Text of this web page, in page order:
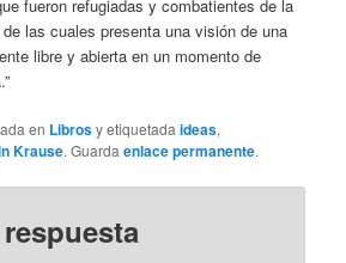
fueron refugiadas y combatientes de la
las cuales presenta una visión de una
libre y abierta en un momento de
en Librosy etiquetadaideas,
Krause. Guardaenlace permanente.